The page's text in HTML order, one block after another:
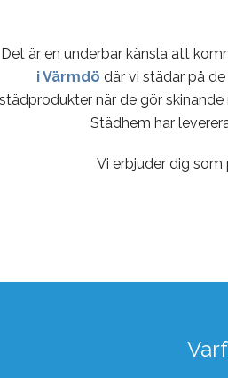
Det är en underbar känsla att
i Värmdö där vi städar på
städprodukter när de gör
Städhem har
Vi erbjuder dig som